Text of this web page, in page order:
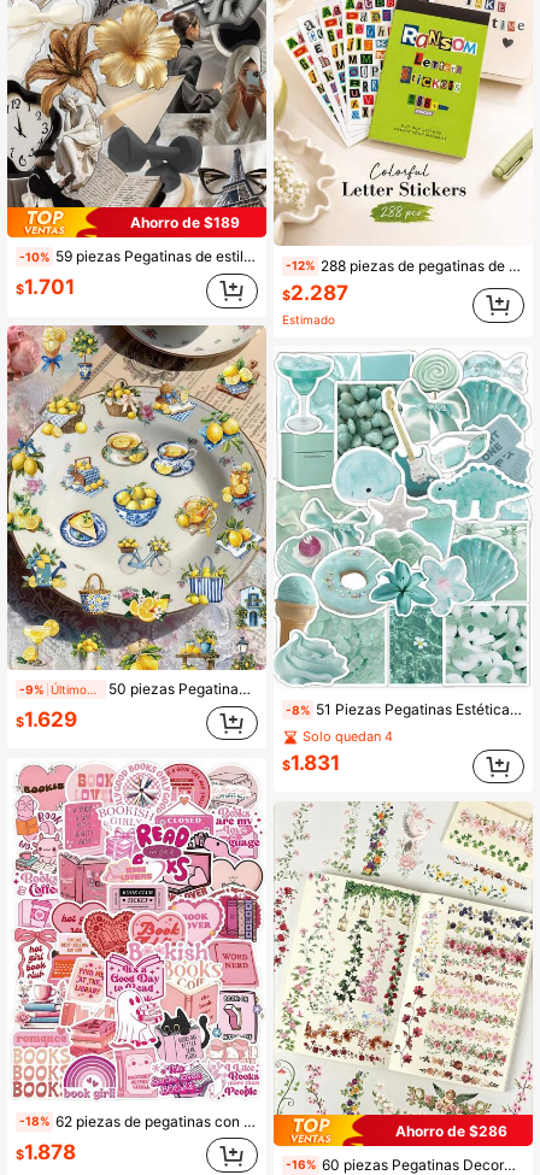
Ahorro de $189
-10% 59 piezas Pegatinas de estilo minimalista Clean Girl para mujer de oficina, pegatinas decorativas transparentes para portátil, maleta y decoración de álbum de recortes
$1.701
-9% 50 piezas Pegatinas de Limón para Álbum de Recortes, Diario, Planificador, Maleta, Sobre, Tarjeta de Felicitación, Funda de Teléfono, Monopatín, Tableta, Guitarra, Sellado, Regalo de Fiesta
$1.629
-18% 62 piezas de pegatinas con tema de estudio en color rosa, patrón lindo de libro y lazo, adecuadas para decorar diarios, set de pegatinas de vinilo holográfico dulce para accesorios de portátil, celebrar la vida de lectura y útiles escolares
$1.878
-12% 288 piezas de pegatinas de letras mini, 28 hojas de pegatinas de letras autoadhesivas de colores, adecuadas para scrapbooking, diarios, decoración de cuadernos, planificadores, tarjetas DIY, útiles escolares, decoración de manualidades del Día de San Valentín
$2.287
Estimado
-8% 51 Piezas Pegatinas Estéticas Verde Menta, Calcomanías de Vinilo Impermeables, Estilo Azul Pastel & Turquesa Lindo, Estética Y2K Coquette & Soft Girl, Perfecto para Botellas de Agua, Portátiles, Diarios, Teléfonos, Equipaje, Scrapbooking y Útiles Escolares
Solo quedan 4
$1.831
Ahorro de $286
-16% 60 piezas Pegatinas Decorativas Florales de Borde, Pegatinas Transparentes Impermeables para Botella de Agua, Portátil, Teléfono, Escritorio, Pared, Equipaje, Refrigerador, Decoración de Habitación, Álbum de Recortes, Funda de Teléfono, Decoración del Hogar, Cumpleaños, Vacaciones, Regalo de Fiesta